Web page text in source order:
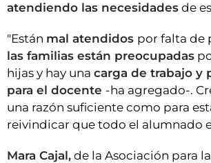
atendiendo las necesidades de
"Están mal atendidos por falta de
las familias están preocupadas
hijas y hay una carga de trabajo y
para el docente -ha agregado-.
una razón suficiente como para
reivindicar que todo el alumnado
Mara Cajal, de la Asociación para